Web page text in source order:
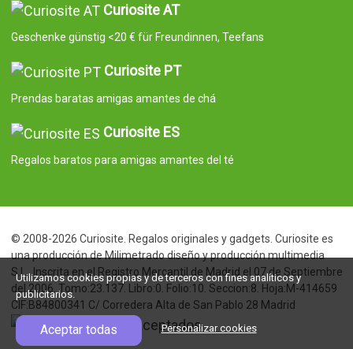
Curiosite AT
Geschenke günstig <20 € für Freundinnen, Teefans
Curiosite PT
Prendas baratas amigas amantes de chá
Curiosite ES
Regalos baratos para amigas amantes del té
© 2008-2026 Curiosite. Regalos originales y gadgets. Curiosite es
una producción de Milimetrado diseño y producción multimedia
S.L.. Inscrita en el Registro Mercantil de Madrid el 07 de Septiembre
del 2006. Tomo:23.137. Libro:0. Folio:10. Seccion:8. Hoja:M-414659
CIF:B84800341 C/ Corredera Alta de San Pablo 28 Madrid
Utilizamos cookies propias y de terceros con fines analíticos y
publicitarios.
Aceptar todas Personalizar cookies